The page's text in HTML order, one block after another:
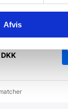
Afvis
i kollektionen
af det bedste
DKK